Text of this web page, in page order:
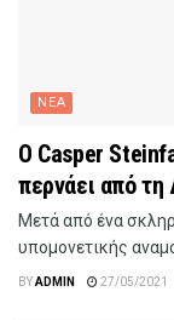
ΝΕΑ
Ο Casper
περνάει από τη
Μετά από ένα
υπομονετικής
BYADMIN 27/05/2021